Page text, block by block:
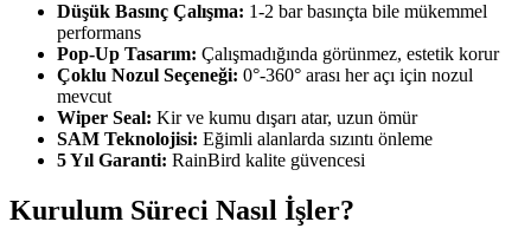
Düşük Basınç Çalışma: 1-2 bar basınçta bile mükemmel
performans
Pop-Up Tasarım: Çalışmadığında görünmez, estetik korur
Çoklu Nozul Seçeneği: 0°-360° arası her açı için nozul
mevcut
Wiper Seal: Kir ve kumu dışarı atar, uzun ömür
SAM Teknolojisi: Eğimli alanlarda sızıntı önleme
5 Yıl Garanti: RainBird kalite güvencesi
Kurulum Süreci Nasıl İşler?